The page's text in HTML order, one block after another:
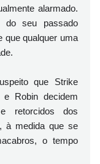
alarmado.
do seu passado
que qualquer uma
que Strike
Robin decidem
retorcidos dos
à medida que se
o tempo